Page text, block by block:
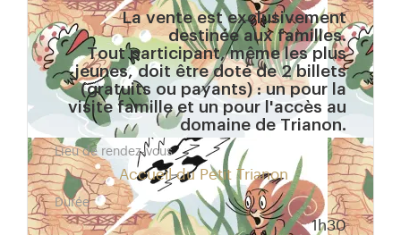
La vente est exclusivement
destinée aux familles.
Tout participant, même les plus
jeunes, doit être doté de 2 billets
(gratuits ou payants) : un pour la
visite famille et un pour l'accès au
domaine de Trianon.
Lieu de rendez-vous
Accueil du Petit Trianon
Durée
1h30